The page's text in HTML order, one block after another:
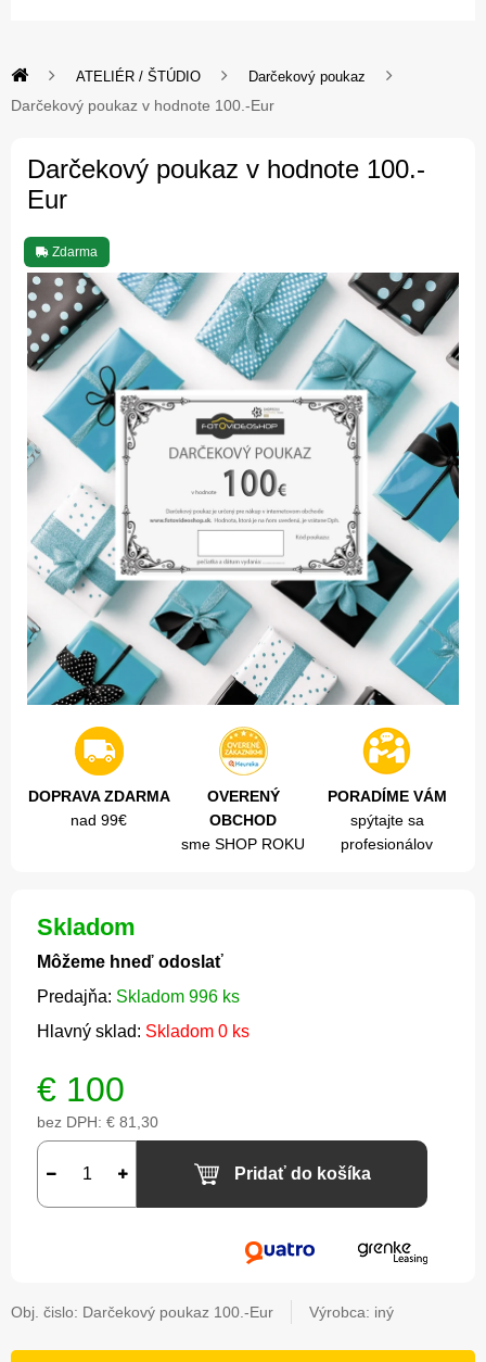
ATELIÉR / ŠTÚDIO Darčekový poukaz
Darčekový poukaz v hodnote 100.-Eur
Darčekový poukaz v hodnote 100.-
Eur
Zdarma
DOPRAVA ZDARMA
nad 99€
OVERENÝ
OBCHOD
sme SHOP ROKU
PORADÍME VÁM
spýtajte sa
profesionálov
Skladom
Môžeme hneď odoslať
Predajňa: Skladom 996 ks
Hlavný sklad: Skladom 0 ks
€ 100
bez DPH: € 81,30
Pridať do košíka
Obj. čislo: Darčekový poukaz 100.-Eur Výrobca: iný